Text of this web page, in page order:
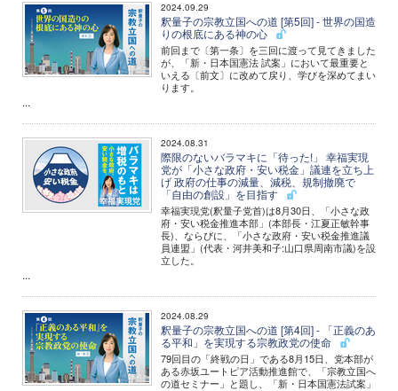
2024.09.29
釈量子の宗教立国への道 [第5回] - 世界の国造
りの根底にある神の心
前回まで〔第一条〕を三回に渡って見てきました
が、「新・日本国憲法 試案」において最重要と
いえる〔前文〕に改めて戻り、学びを深めてまい
ります。
...
2024.08.31
際限のないバラマキに「待った!」 幸福実現
党が「小さな政府・安い税金」議連を立ち上
げ 政府の仕事の減量、減税、規制撤廃で
「自由の創設」を目指す
幸福実現党(釈量子党首)は8月30日、「小さな政
府・安い税金推進本部」(本部長・江夏正敏幹事
長)、ならびに、「小さな政府・安い税金推進議
員連盟」(代表・河井美和子:山口県周南市議)を設
立した。
...
2024.08.29
釈量子の宗教立国への道 [第4回] - 「正義のあ
る平和」を実現する宗教政党の使命
79回目の「終戦の日」である8月15日、党本部が
ある赤坂ユートピア活動推進館で、「宗教立国へ
の道セミナー」と題し、「新・日本国憲法試案」